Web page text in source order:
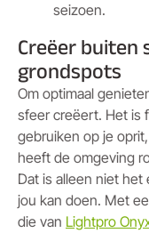
seizoen.
Creëer buiten
grondspots
Om optimaal
sfeer creëert. Het is
gebruiken op je
heeft de omgeving
Dat is alleen niet
jou kan doen. Met
die van Lightpro